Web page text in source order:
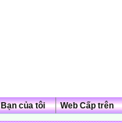
Bạn của tôi Web Cấp trên